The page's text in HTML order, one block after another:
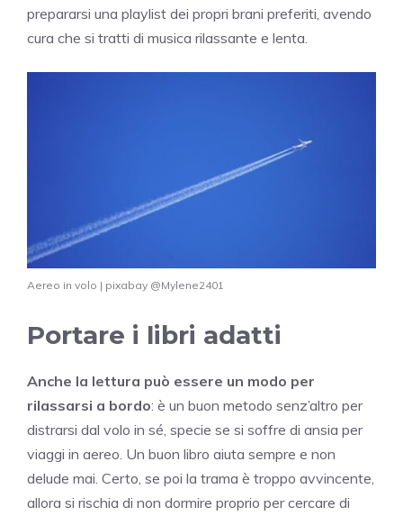
prepararsi una playlist dei propri brani preferiti, avendo
cura che si tratti di musica rilassante e lenta.
Aereo in volo | pixabay @Mylene2401
Portare i libri adatti
Anche la lettura può essere un modo per
rilassarsi a bordo: è un buon metodo senz’altro per
distrarsi dal volo in sé, specie se si soffre di ansia per
viaggi in aereo. Un buon libro aiuta sempre e non
delude mai. Certo, se poi la trama è troppo avvincente,
allora si rischia di non dormire proprio per cercare di